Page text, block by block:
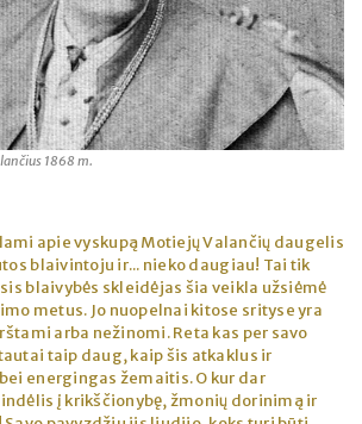
1868 m.
apie vyskupą Motiejų Valančių daugelis
blaivintoju ir... nieko daugiau! Tai tik
blaivybės skleidėjas šia veikla užsiėmė
metus. Jo nuopelnai kitose srityse yra
arba nežinomi. Reta kas per savo
taip daug, kaip šis atkaklus ir
energingas žemaitis. O kur dar
į krikščionybę, žmonių dorinimą ir